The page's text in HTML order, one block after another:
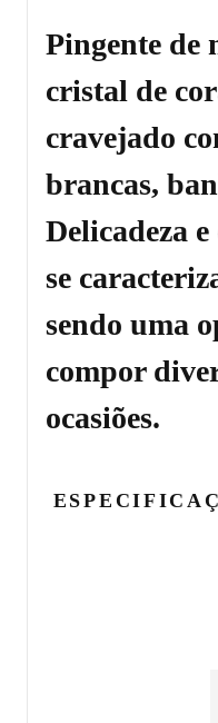
Pingente de
cristal de
cravejado
brancas,
Delicadeza
se
sendo uma
compor
ocasiões.